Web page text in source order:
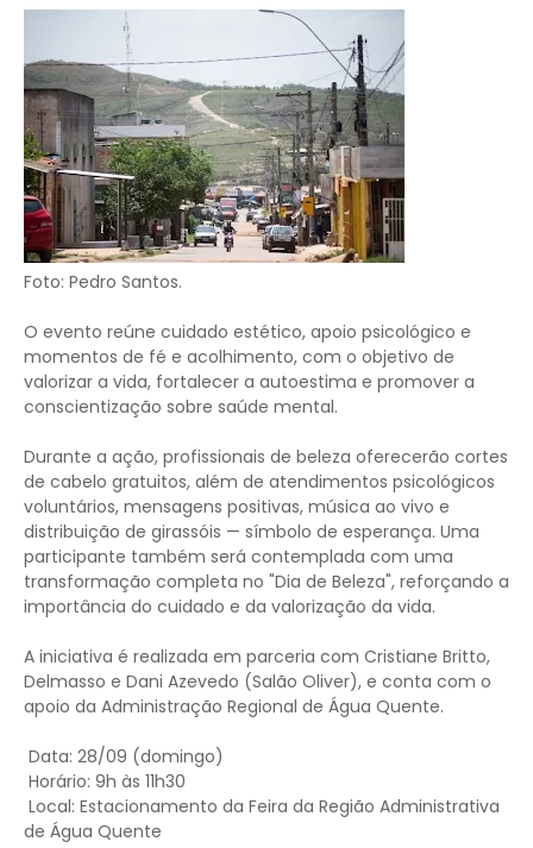
Foto: Pedro Santos.
O evento reúne cuidado estético, apoio psicológico e
momentos de fé e acolhimento, com o objetivo de
valorizar a vida, fortalecer a autoestima e promover a
conscientização sobre saúde mental.
Durante a ação, profissionais de beleza oferecerão cortes
de cabelo gratuitos, além de atendimentos psicológicos
voluntários, mensagens positivas, música ao vivo e
distribuição de girassóis — símbolo de esperança. Uma
participante também será contemplada com uma
transformação completa no "Dia de Beleza", reforçando a
importância do cuidado e da valorização da vida.
A iniciativa é realizada em parceria com Cristiane Britto,
Delmasso e Dani Azevedo (Salão Oliver), e conta com o
apoio da Administração Regional de Água Quente.
Data: 28/09 (domingo)
Horário: 9h às 11h30
Local: Estacionamento da Feira da Região Administrativa
de Água Quente